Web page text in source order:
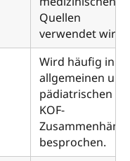
Quellen
verwendet wird.
Wird häufig in
allgemeinen und
pädiatrischen
KOF-
besprochen.